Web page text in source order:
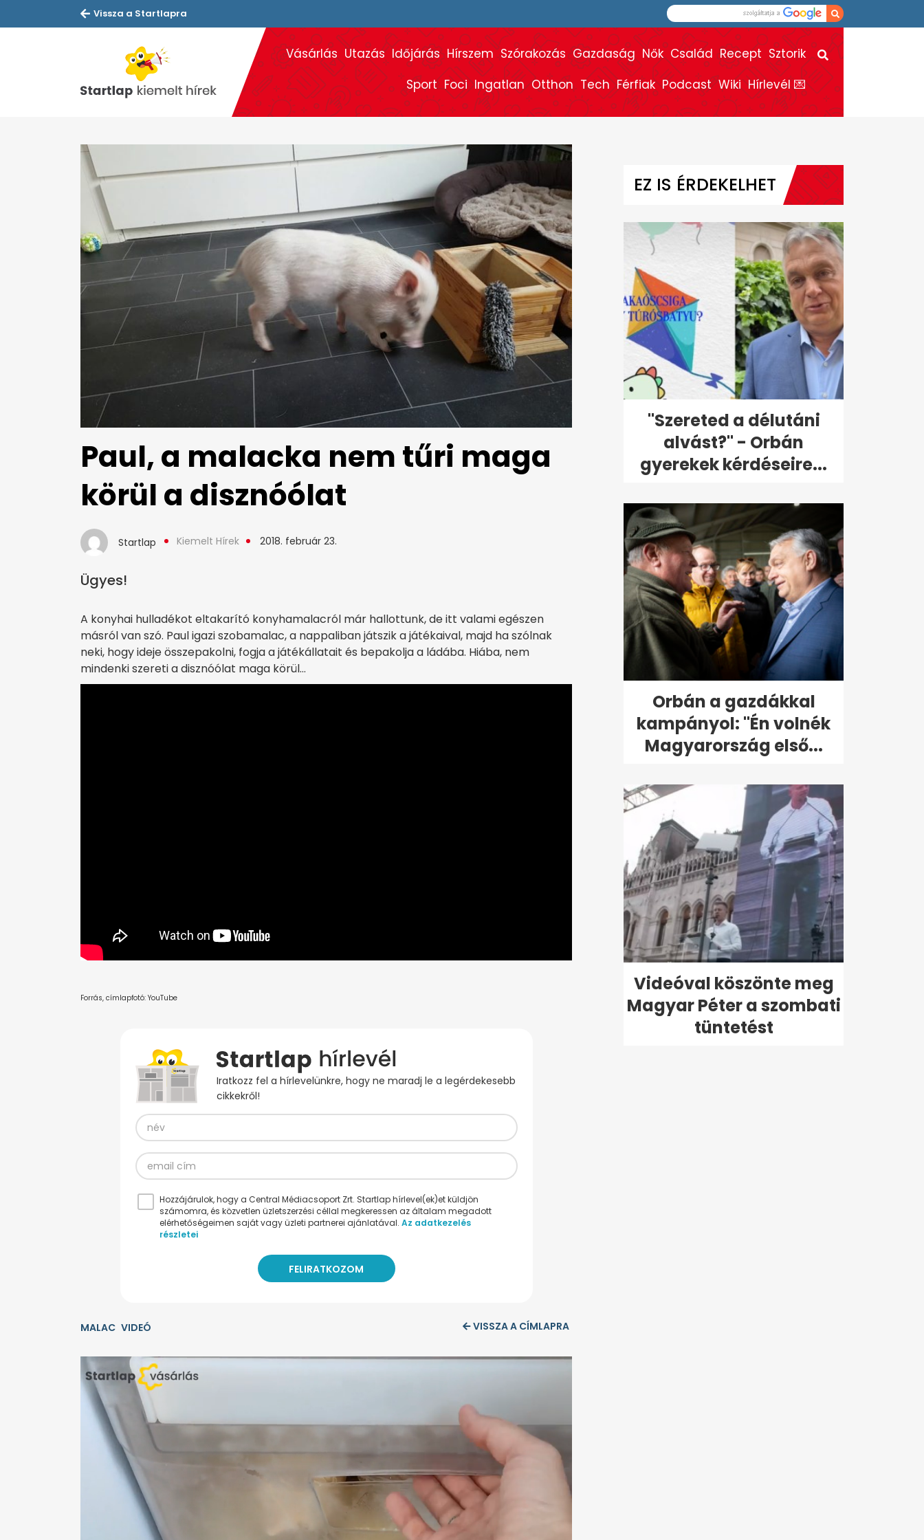
Vissza a Startlapra
Vásárlás Utazás Időjárás Hírszem Szórakozás Gazdaság Nők Család Recept Sztorik
Sport Foci Ingatlan Otthon Tech Férfiak Podcast Wiki Hírlevél 💌
Paul, a malacka nem tűri maga
körül a disznóólat
Startlap Kiemelt Hírek 2018. február 23.
Ügyes!
A konyhai hulladékot eltakarító konyhamalacról már hallottunk, de itt valami egészen
másról van szó. Paul igazi szobamalac, a nappaliban játszik a játékaival, majd ha szólnak
neki, hogy ideje összepakolni, fogja a játékállatait és bepakolja a ládába. Hiába, nem
mindenki szereti a disznóólat maga körül…
Forrás, címlapfotó: YouTube
Iratkozz fel a hírlevelünkre, hogy ne maradj le a legérdekesebb
cikkekről!
Hozzájárulok, hogy a Central Médiacsoport Zrt. Startlap hírlevel(ek)et küldjön
számomra, és közvetlen üzletszerzési céllal megkeressen az általam megadott
elérhetőségeimen saját vagy üzleti partnerei ajánlatával. Az adatkezelés
részletei
MALAC VIDEÓ VISSZA A CÍMLAPRA
EZ IS ÉRDEKELHET
"Szereted a délutáni
alvást?" - Orbán
gyerekek kérdéseire...
Orbán a gazdákkal
kampányol: "Én volnék
Magyarország első...
Videóval köszönte meg
Magyar Péter a szombati
tüntetést